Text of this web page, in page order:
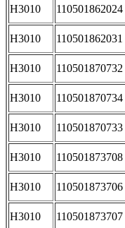
H3010 110501862024
H3010 110501862031
H3010 110501870732
H3010 110501870734
H3010 110501870733
H3010 110501873708
H3010 110501873706
H3010 110501873707